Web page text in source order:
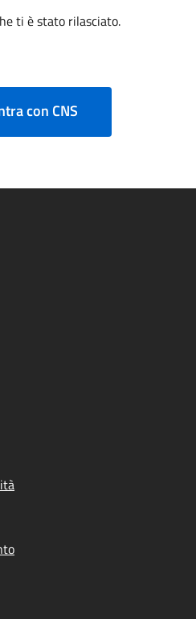
ti è stato rilasciato.
con CNS